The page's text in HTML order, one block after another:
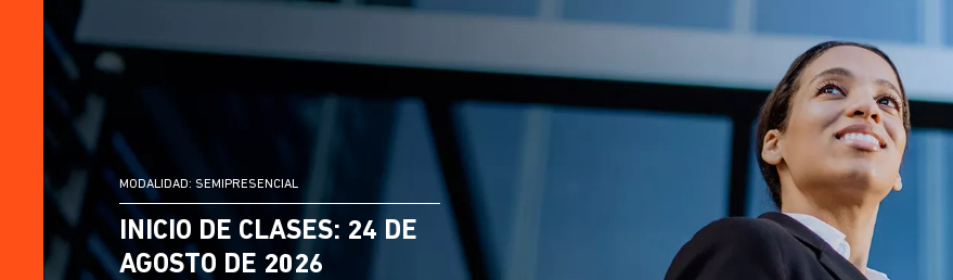
NAVEGACIÓN
MODALIDAD: SEMIPRESENCIAL
INICIO DE CLASES: 24 DE
AGOSTO DE 2026